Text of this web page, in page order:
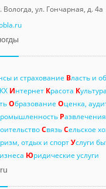
Вологда, ул. Гончарная, д. 4а
и страхование Власть и
КХ Интернет Красота Культура
Образование Оценка,
ромышленность Развлечения
СвязьСельское
отдых и спортУслуги
Юридические услуги